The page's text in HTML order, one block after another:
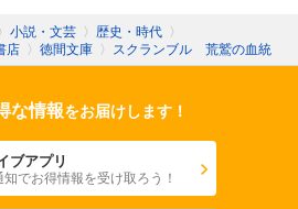
〉 小説・文芸 〉 歴史・時代 〉
店 〉 徳間文庫 〉 スクランブル 荒鷲の血統
な情報をお届けします！
ブアプリ
でお得情報を受け取ろう！